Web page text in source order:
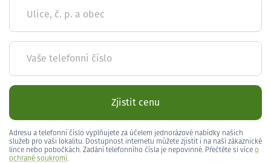
Ulice, č. p. a obec
Vaše telefonní číslo
Zjistit cenu
Adresu a telefonní číslo vyplňujete za účelem jednorázové nabídky našich
služeb pro vaši lokalitu. Dostupnost internetu můžete zjistit i na naší zákaznické
lince nebo pobočkách. Zadání telefonního čísla je nepovinné. Přečtěte si více o
ochraně soukromí.